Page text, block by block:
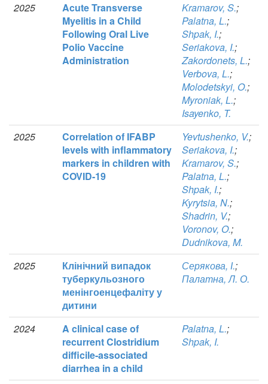
2025
Acute Transverse
Myelitis in a Child
Following Oral Live
Polio Vaccine
Administration
Kramarov, S.;
Palatna, L.;
Shpak, I.;
Seriakova, I.;
Zakordonets, L.;
Verbova, L.;
Molodetskyi, O.;
Myroniak, L.;
Isayenko, T.
2025
Correlation of IFABP
levels with inflammatory
markers in children with
COVID-19
Yevtushenko, V.;
Seriakova, I.;
Kramarov, S.;
Palatna, L.;
Shpak, I.;
Kyrytsia, N.;
Shadrin, V.;
Voronov, O.;
Dudnikova, M.
2025
Клінічний випадок
туберкульозного
менінгоенцефаліту у
дитини
Серякова, І.;
Палатна, Л. О.
2024
A clinical case of
recurrent Clostridium
difficile-associated
diarrhea in a child
Palatna, L.;
Shpak, I.